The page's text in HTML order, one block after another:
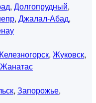
, Долгопрудный,
, Джалал-Абад,
, Жуковск,
Жанатас
, Запорожье,